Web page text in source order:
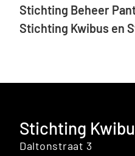
Stichting Beheer
Stichting Kwibus en
Stichting
Daltonstraat 3